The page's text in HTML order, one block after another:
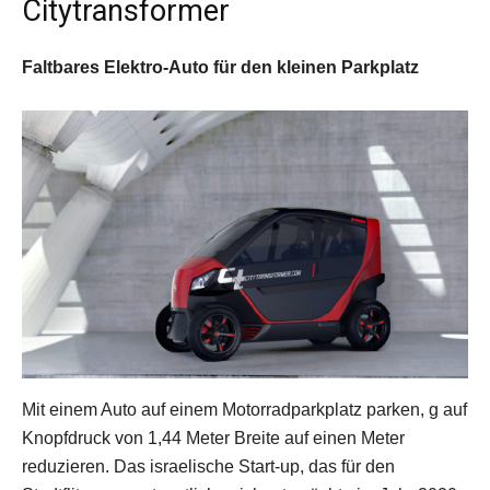
Citytransformer
Faltbares Elektro-Auto für den kleinen Parkplatz
Mit einem Auto auf einem Motorradparkplatz parken, g auf
Knopfdruck von 1,44 Meter Breite auf einen Meter
reduzieren. Das israelische Start-up, das für den